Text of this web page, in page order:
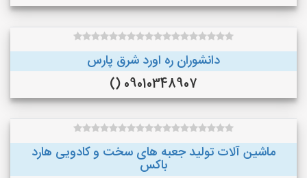
دانشوران ره اورد شرق پارس
09010348907 ()
ماشین آلات تولید جعبه های سخت و کادویی هارد
باکس